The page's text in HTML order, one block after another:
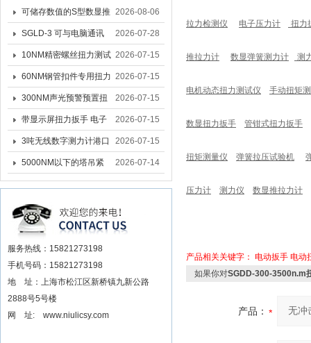
可储存数值的S型数显推
拉力计 SGSF-100外置
式测力计
2026-08-06
SGLD-3 可与电脑通讯
的无线测力计 0.03-3T化
工行业用遥控式推拉力
计
2026-07-28
10NM精密螺丝扭力测试
专用扭矩扳手,产线质检
螺丝扭力专用扳手厂家
2026-07-15
60NM钢管扣件专用扭力
扳手 脚手架扭力检测扳
手 工地扣件扭矩扳手品
牌
2026-07-15
300NM声光预警预置扭
力扳手 工业紧固专用数
显扭力工具厂家
2026-07-15
带显示屏扭力扳手 电子
数显扭力扳手 20NM精
准可调力矩扳手品牌
2026-07-15
3吨无线数字测力计港口
吊装专用
2026-07-15
5000NM以下的塔吊紧
固大扭力电动扳手 塔机
安装电动扳手厂家
2026-07-14
服务热线：15821273198
手机号码：15821273198
地 址：上海市松江区新桥镇九新公路
2888号5号楼
网 址: www.niulicsy.com
拉力检测仪 电子压力计 扭力
推拉力计 数显弹簧测力计 测
电机动态扭力测试仪 手动扭矩
数显扭力扳手 管钳式扭力扳手
扭矩测量仪 弹簧拉压试验机
压力计 测力仪 数显推拉力计
产品相关关键字： 电动扳手 电动
如果你对SGDD-300-3500n.m
产品：